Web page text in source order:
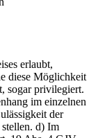
erlaubt,
diese Möglichkeit
sogar privilegiert.
im einzelnen
der
d) Im